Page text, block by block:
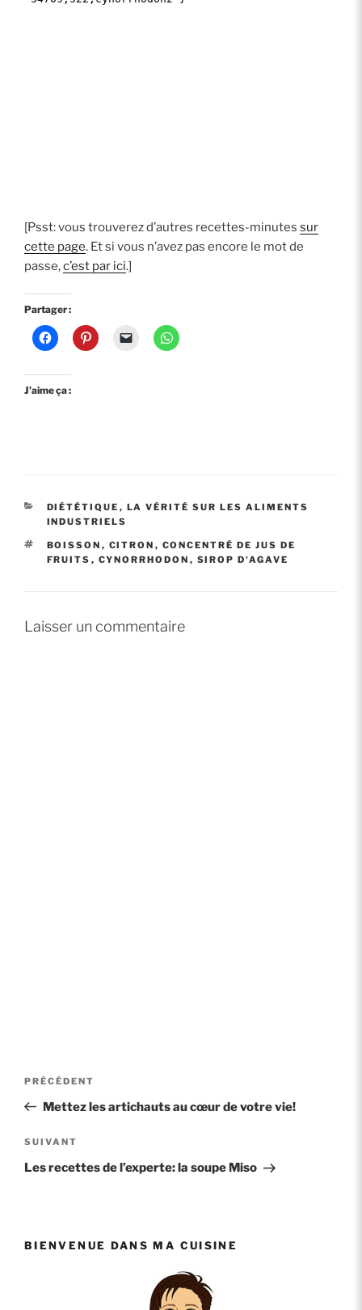
[Psst: vous trouverez d’autres recettes-minutes sur
cette page. Et si vous n’avez pas encore le mot de
passe,c’est par ici.]
Partager :
J’aime ça :
CATÉGORIES
DIÉTÉTIQUE , LA VÉRITÉ SUR LES ALIMENTS
INDUSTRIELS
ÉTIQUETTES
BOISSON , CITRON , CONCENTRÉ DE JUS DE
FRUITS , CYNORRHODON , SIROP D'AGAVE
Laisser un commentaire
Navigation
l’article
Article
précédent
PRÉCÉDENT
Mettez les artichauts au cœur de votre vie!
Article
suivant
SUIVANT
Les recettes de l’experte: la soupe Miso
BIENVENUE DANS MA CUISINE